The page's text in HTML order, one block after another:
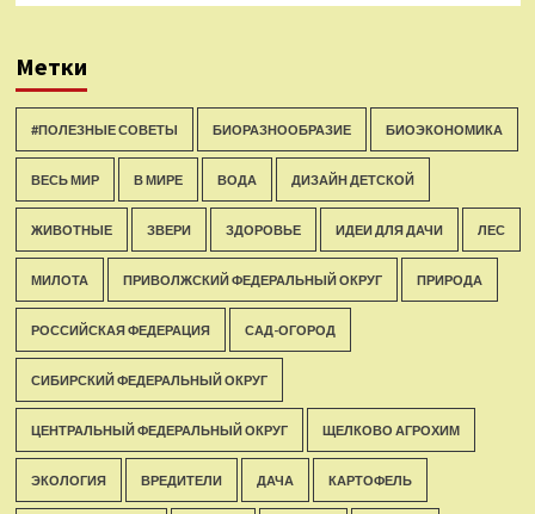
Метки
#ПОЛЕЗНЫЕ СОВЕТЫ БИОРАЗНООБРАЗИЕ БИОЭКОНОМИКА
ВЕСЬ МИР В МИРЕ ВОДА ДИЗАЙН ДЕТСКОЙ
ЖИВОТНЫЕ ЗВЕРИ ЗДОРОВЬЕ ИДЕИ ДЛЯ ДАЧИ ЛЕС
МИЛОТА ПРИВОЛЖСКИЙ ФЕДЕРАЛЬНЫЙ ОКРУГ ПРИРОДА
РОССИЙСКАЯ ФЕДЕРАЦИЯ САД-ОГОРОД
СИБИРСКИЙ ФЕДЕРАЛЬНЫЙ ОКРУГ
ЦЕНТРАЛЬНЫЙ ФЕДЕРАЛЬНЫЙ ОКРУГ ЩЕЛКОВО АГРОХИМ
ЭКОЛОГИЯ ВРЕДИТЕЛИ ДАЧА КАРТОФЕЛЬ